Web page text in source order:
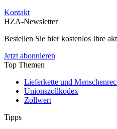
Kontakt
HZA-Newsletter
Bestellen Sie hier kostenlos Ihre
Jetzt abonnieren
Top Themen
Lieferkette und
Unionszollkodex
Zollwert
Tipps